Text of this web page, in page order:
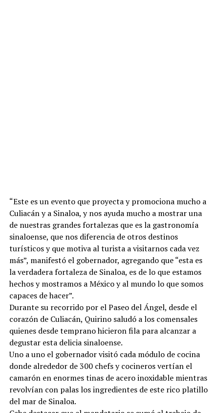
“Este es un evento que proyecta y promociona mucho a
Culiacán y a Sinaloa, y nos ayuda mucho a mostrar una
de nuestras grandes fortalezas que es la gastronomía
sinaloense, que nos diferencia de otros destinos
turísticos y que motiva al turista a visitarnos cada vez
más”, manifestó el gobernador, agregando que “esta es
la verdadera fortaleza de Sinaloa, es de lo que estamos
hechos y mostramos a México y al mundo lo que somos
capaces de hacer”.
Durante su recorrido por el Paseo del Ángel, desde el
corazón de Culiacán, Quirino saludó a los comensales
quienes desde temprano hicieron fila para alcanzar a
degustar esta delicia sinaloense.
Uno a uno el gobernador visitó cada módulo de cocina
donde alrededor de 300 chefs y cocineros vertían el
camarón en enormes tinas de acero inoxidable mientras
revolvían con palas los ingredientes de este rico platillo
del mar de Sinaloa.